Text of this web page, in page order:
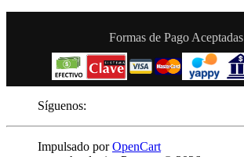
Formas de Pago Aceptadas
Síguenos:
Impulsado porOpenCart